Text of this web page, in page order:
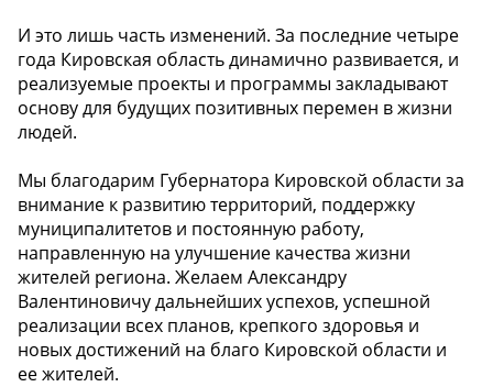
И это лишь часть изменений. За последние четыре
года Кировская область динамично развивается, и
реализуемые проекты и программы закладывают
основу для будущих позитивных перемен в жизни
людей.
Мы благодарим Губернатора Кировской области за
внимание к развитию территорий, поддержку
муниципалитетов и постоянную работу,
направленную на улучшение качества жизни
жителей региона. Желаем Александру
Валентиновичу дальнейших успехов, успешной
реализации всех планов, крепкого здоровья и
новых достижений на благо Кировской области и
ее жителей.